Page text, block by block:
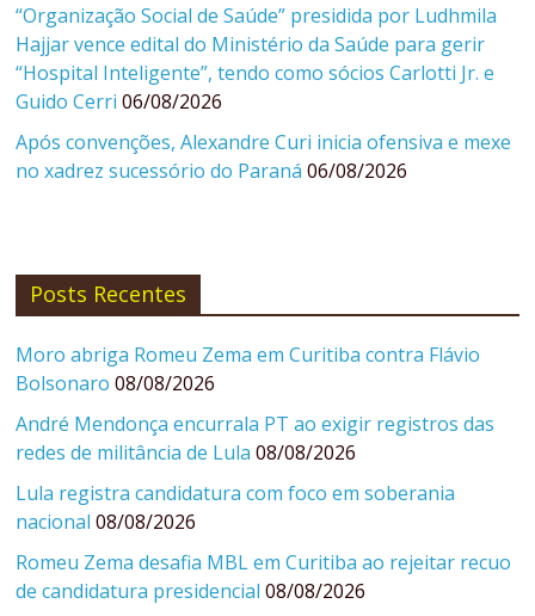
“Organização Social de Saúde” presidida por Ludhmila
Hajjar vence edital do Ministério da Saúde para gerir
“Hospital Inteligente”, tendo como sócios Carlotti Jr. e
Guido Cerri 06/08/2026
Após convenções, Alexandre Curi inicia ofensiva e mexe
no xadrez sucessório do Paraná 06/08/2026
Posts Recentes
Moro abriga Romeu Zema em Curitiba contra Flávio
Bolsonaro 08/08/2026
André Mendonça encurrala PT ao exigir registros das
redes de militância de Lula 08/08/2026
Lula registra candidatura com foco em soberania
nacional 08/08/2026
Romeu Zema desafia MBL em Curitiba ao rejeitar recuo
de candidatura presidencial 08/08/2026